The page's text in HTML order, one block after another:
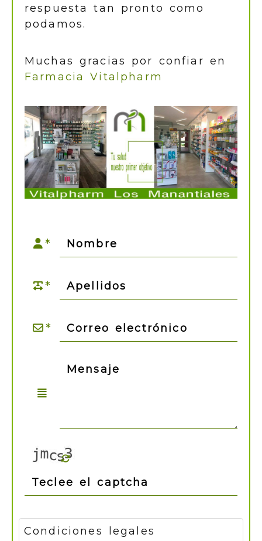
respuesta tan pronto como
podamos.
Muchas gracias por confiar en
Farmacia Vitalpharm
Condiciones legales